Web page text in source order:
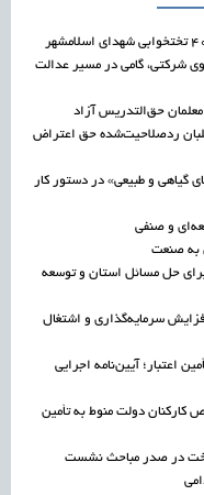
حقوق ۷۰۰ هزار نیروی شرکتی، گامی در مسیر عدالت
معلمان حق‌التدریس آزاد
ردصلاحیت‌شده حق اعتراض
گیاهی و طبیعی» در دستور کار
و صنفی
به صنعت
حل مسائل استان و توسعه
افزایش سرمایه‌گذاری و اشتغال
اعتبار؛ آیین‌نامه اجرایی
کارکنان دولت منوط به تأمین
در صدر مباحث نشست